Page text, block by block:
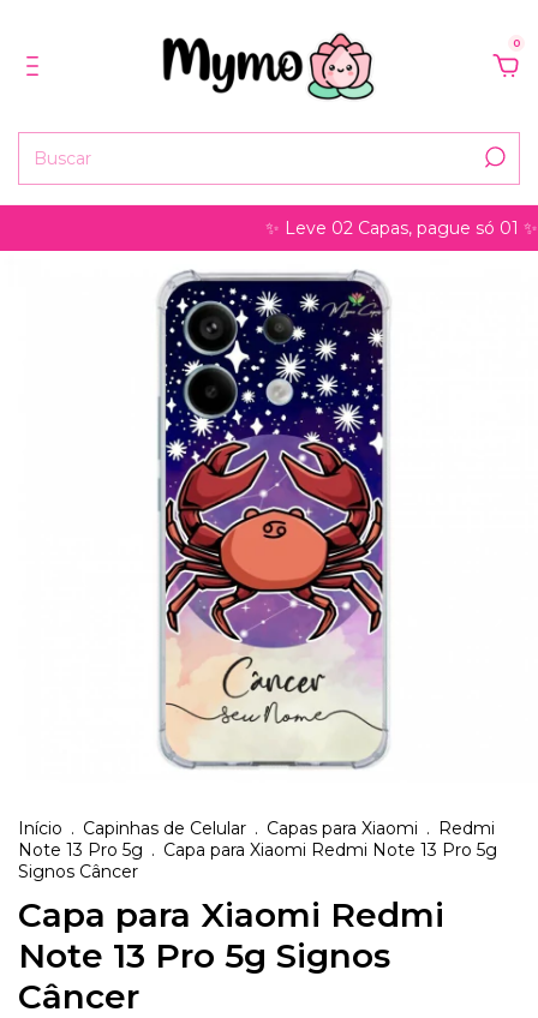
0
✨ Leve 02 Capas, pague só 01 ✨
Início . Capinhas de Celular . Capas para Xiaomi . Redmi
Note 13 Pro 5g . Capa para Xiaomi Redmi Note 13 Pro 5g
Signos Câncer
Capa para Xiaomi Redmi
Note 13 Pro 5g Signos
Câncer